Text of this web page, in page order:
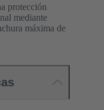
protección
mediante
máxima de